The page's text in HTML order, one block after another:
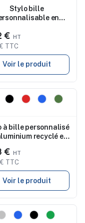
Stylo bille
en
€
TTC
Voir le produit
à bille personnalisé
recyclé et
€
TTC
Voir le produit